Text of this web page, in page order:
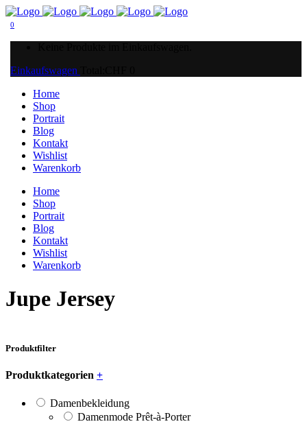
0
Einkaufswagen
Home
Shop
Portrait
Blog
Kontakt
Wishlist
Warenkorb
Home
Shop
Portrait
Blog
Kontakt
Wishlist
Warenkorb
Jupe Jersey
Produktfilter
Produktkategorien +
Damenbekleidung
Damenmode Prêt-à-Porter